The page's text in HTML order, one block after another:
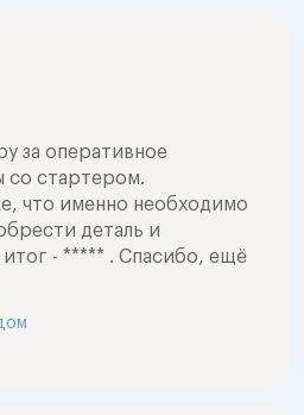
за оперативное
со стартером.
что именно необходимо
деталь и
итог - ***** . Спасибо, ещё